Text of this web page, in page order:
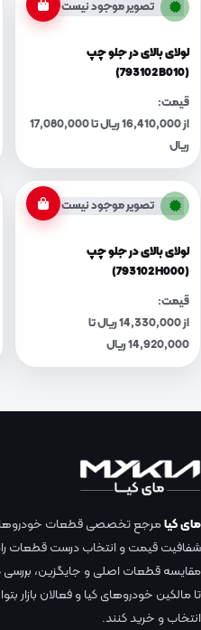
تصویر موجود نیست
لولای بالای در جلو چپ
(793102B010)
قیمت:
از 16,410,000 ریال تا 17,080,000
ریال
تصویر موجود نیست
لولای بالای در جلو چپ
(793102H000)
قیمت:
از 14,330,000 ریال تا
14,920,000 ریال
مای کیامرجع تخصصی قطعات
شفافیت قیمت و انتخاب درست قطعات
مقایسه قطعات اصلی و جایگزین، بررسی
تا مالکین خودروهای کیا و فعالان بازار
انتخاب و خرید کنند.